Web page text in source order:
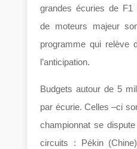
grandes écuries de F1
de moteurs majeur
programme qui relève
l’anticipation.
Budgets autour de 5
par écurie. Celles –ci
championnat se
circuits : Pékin